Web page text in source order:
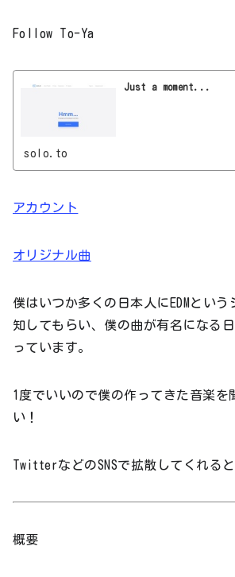
Follow To-Ya
Just a moment...
solo.to
アカウント
オリジナル曲
僕はいつか多くの日本人にEDMとい
知してもらい、僕の曲が有名になる
っています。
1度でいいので僕の作ってきた音楽を
い！
TwitterなどのSNSで拡散してくれる
概要